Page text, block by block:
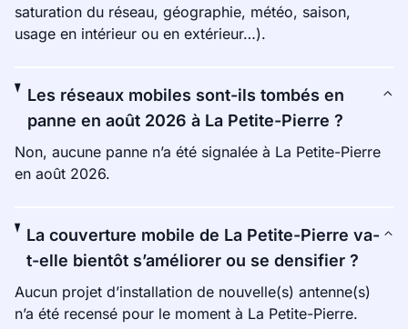
saturation du réseau, géographie, météo, saison,
usage en intérieur ou en extérieur…).
Les réseaux mobiles sont-ils tombés en
panne en août 2026 à La Petite-Pierre ?
Non, aucune panne n’a été signalée à La Petite-Pierre
en août 2026.
La couverture mobile de La Petite-Pierre va-
t-elle bientôt s’améliorer ou se densifier ?
Aucun projet d’installation de nouvelle(s) antenne(s)
n’a été recensé pour le moment à La Petite-Pierre.